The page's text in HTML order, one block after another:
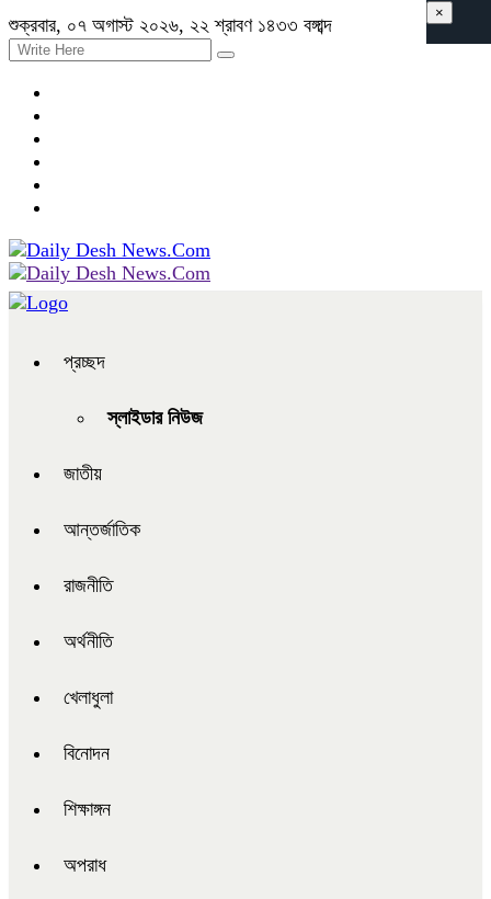
শুক্রবার, ০৭ অগাস্ট ২০২৬, ২২ শ্রাবণ ১৪৩৩ বঙ্গাব্দ
প্রচ্ছদ
স্লাইডার নিউজ
জাতীয়
আন্তর্জাতিক
রাজনীতি
অর্থনীতি
খেলাধুলা
বিনোদন
শিক্ষাঙ্গন
অপরাধ
×